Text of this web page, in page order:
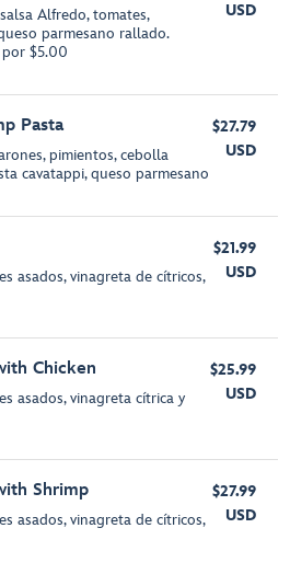
Alfredo, tomates,
parmesano rallado.
por $5.00
USD
Pasta
pimientos, cebolla
cavatappi, queso parmesano
$27.79
USD
asados, vinagreta de cítricos,
$21.99
USD
Chicken
asados, vinagreta cítrica y
$25.99
USD
Shrimp
asados, vinagreta de cítricos,
$27.99
USD